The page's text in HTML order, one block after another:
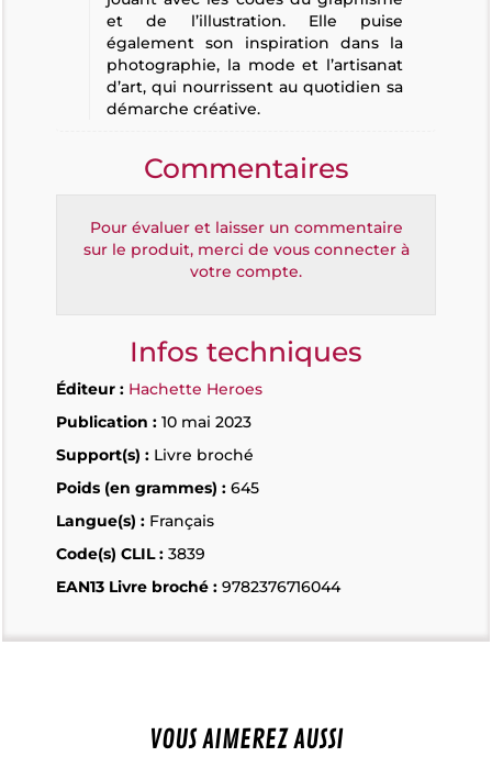
et de l’illustration. Elle puise
également son inspiration dans la
photographie, la mode et l’artisanat
d’art, qui nourrissent au quotidien sa
démarche créative.
Commentaires
Pour évaluer et laisser un commentaire
sur le produit, merci de vous connecter à
votre compte.
Infos techniques
Éditeur : Hachette Heroes
Publication : 10 mai 2023
Support(s) : Livre broché
Poids (en grammes) : 645
Langue(s) : Français
Code(s) CLIL : 3839
EAN13 Livre broché : 9782376716044
VOUS AIMEREZ AUSSI